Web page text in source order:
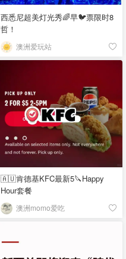
西悉尼超美灯光秀🌈早🐦票限时8
哲！
澳洲爱玩站
🇦🇺肯德基KFC最新5🔪Happy
Hour套餐
澳洲momo爱吃